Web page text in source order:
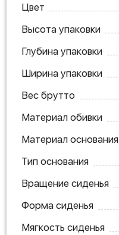
Цвет
Высота упаковки
Глубина упаковки
Ширина упаковки
Вес брутто
Материал обивки
Материал основания
Тип основания
Вращение сиденья
Форма сиденья
Мягкость сиденья